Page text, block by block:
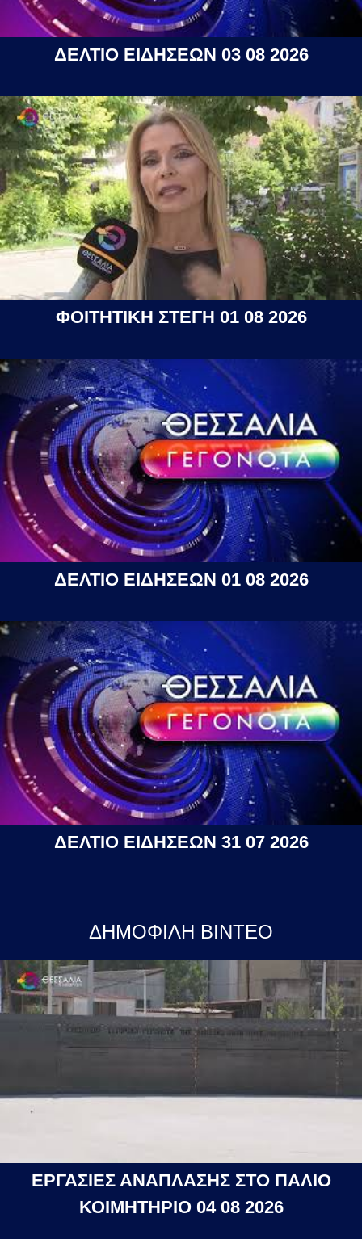
ΔΕΛΤΙΟ ΕΙΔΗΣΕΩΝ 03 08 2026
ΦΟΙΤΗΤΙΚΗ ΣΤΕΓΗ 01 08 2026
ΔΕΛΤΙΟ ΕΙΔΗΣΕΩΝ 01 08 2026
ΔΕΛΤΙΟ ΕΙΔΗΣΕΩΝ 31 07 2026
ΔΗΜΟΦΙΛΗ ΒΙΝΤΕΟ
ΕΡΓΑΣΙΕΣ ΑΝΑΠΛΑΣΗΣ ΣΤΟ ΠΑΛΙΟ
ΚΟΙΜΗΤΗΡΙΟ 04 08 2026